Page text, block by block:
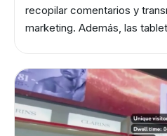
recopilar comentarios y
marketing. Además, las
clientes, qué es lo que les
de marketing son las más